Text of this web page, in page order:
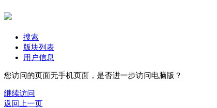
搜索
版块列表
用户信息
您访问的页面无手机页面，是否进一步访问电脑版？
继续访问
返回上一页